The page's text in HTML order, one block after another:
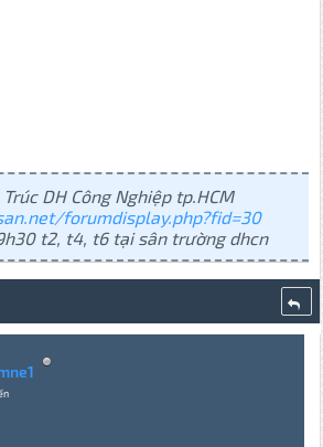
Trúc DH Công Nghiệp tp.HCM
forumdisplay.php?fid=30
t2, t4, t6 tại sân trường dhcn